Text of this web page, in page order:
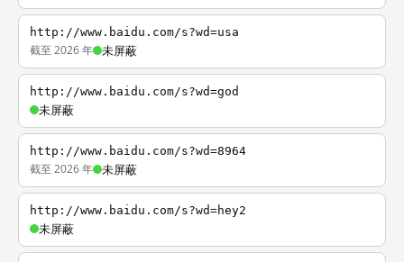
http://www.baidu.com/s?wd=usa
截至 2026 年 未屏蔽
http://www.baidu.com/s?wd=god
未屏蔽
http://www.baidu.com/s?wd=8964
截至 2026 年 未屏蔽
http://www.baidu.com/s?wd=hey2
未屏蔽